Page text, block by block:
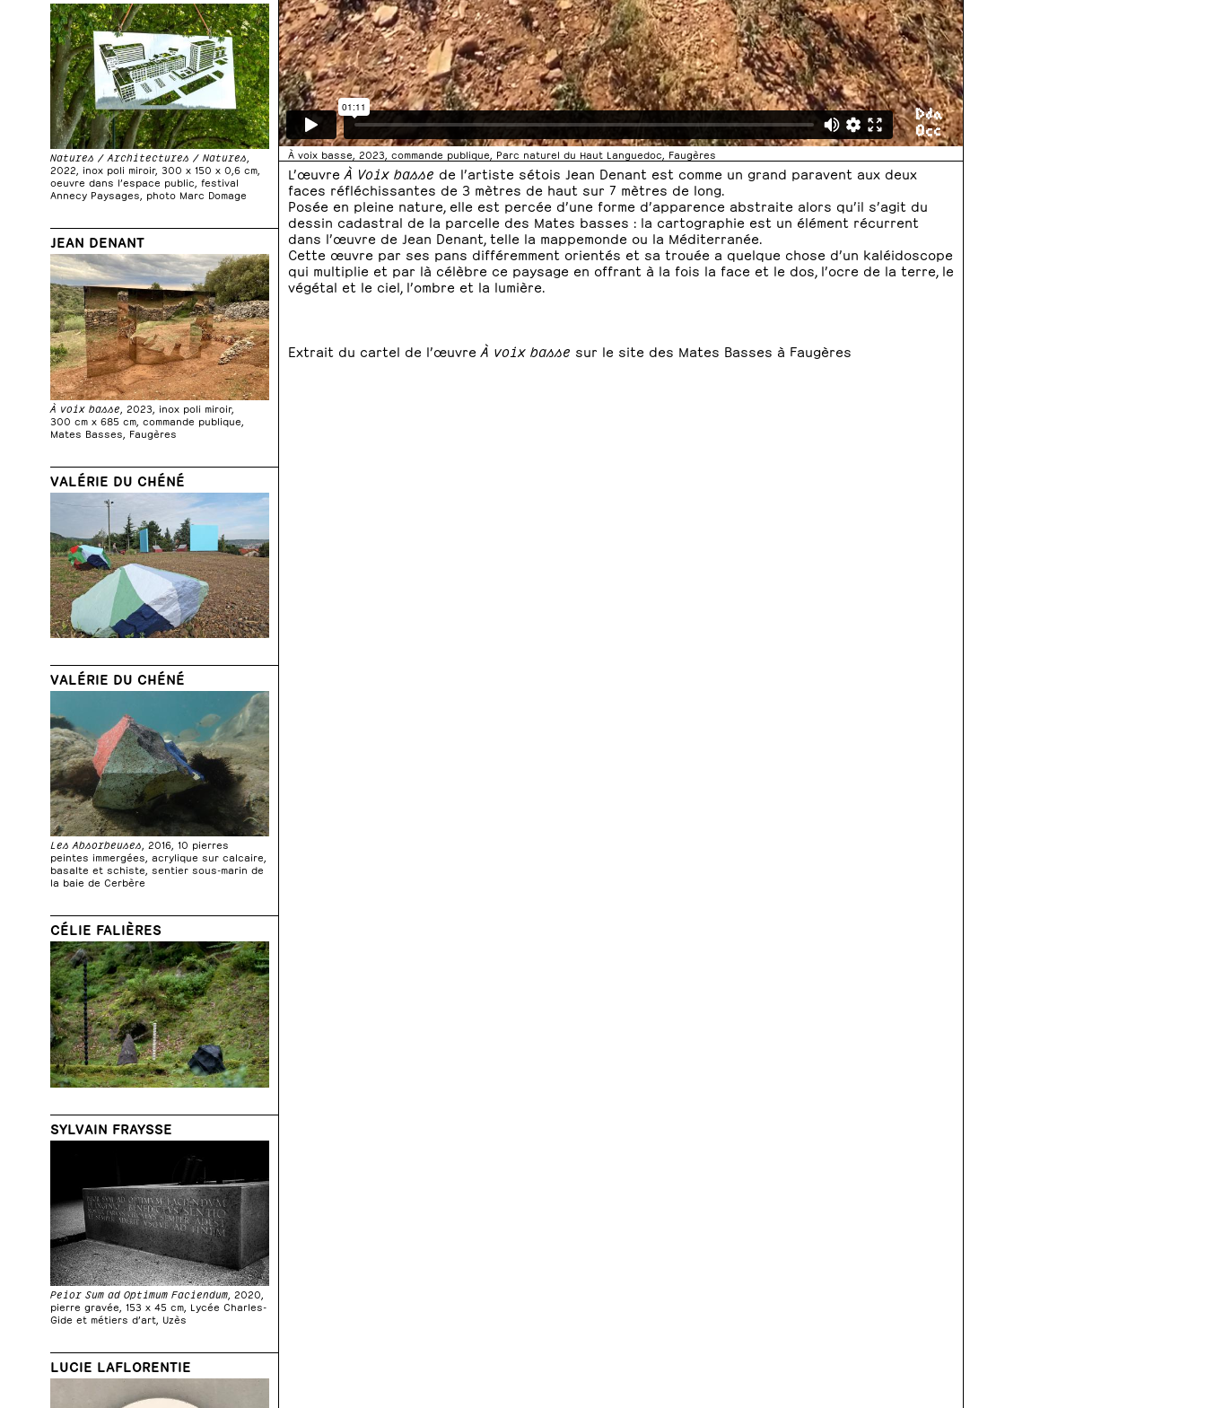
Natures / Architectures / Natures,
2022, inox poli miroir, 300 x 150 x 0,6 cm,
oeuvre dans l’espace public, festival
Annecy Paysages, photo Marc Domage
JEAN DENANT
À voix basse , 2023, inox poli miroir,
300 cm x 685 cm, commande publique,
Mates Basses, Faugères
VALÉRIE DU CHÉNÉ
VALÉRIE DU CHÉNÉ
Les Absorbeuses, 2016, 10 pierres
peintes immergées, acrylique sur calcaire,
basalte et schiste, sentier sous-marin de
la baie de Cerbère
CÉLIE FALIÈRES
SYLVAIN FRAYSSE
Peior Sum ad Optimum Faciendum, 2020,
pierre gravée, 153 x 45 cm, Lycée Charles-
Gide et métiers d’art, Uzès
LUCIE LAFLORENTIE
À voix basse, 2023, commande publique, Parc naturel du Haut Languedoc, Faugères
L’œuvre À Voix basse de l’artiste sétois Jean Denant est comme un grand paravent aux deux
faces réfléchissantes de 3 mètres de haut sur 7 mètres de long.
Posée en pleine nature, elle est percée d’une forme d’apparence abstraite alors qu’il s’agit du
dessin cadastral de la parcelle des Mates basses : la cartographie est un élément récurrent
dans l’œuvre de Jean Denant, telle la mappemonde ou la Méditerranée.
Cette œuvre par ses pans différemment orientés et sa trouée a quelque chose d’un kaléidoscope
qui multiplie et par là célèbre ce paysage en offrant à la fois la face et le dos, l’ocre de la terre, le
végétal et le ciel, l’ombre et la lumière.
Extrait du cartel de l’œuvre À voix basse sur le site des Mates Basses à Faugères